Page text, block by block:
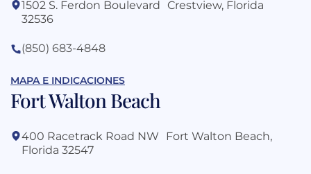
1502 S. Ferdon Boulevard Crestview, Florida
32536
(850) 683-4848
MAPA E INDICACIONES
Fort Walton Beach
400 Racetrack Road NW Fort Walton Beach,
Florida 32547